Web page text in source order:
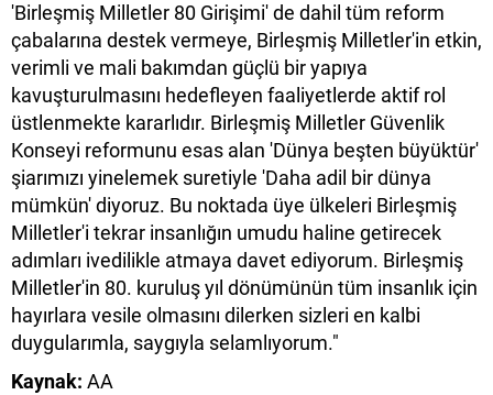
'Birleşmiş Milletler 80 Girişimi' de dahil tüm reform
çabalarına destek vermeye, Birleşmiş Milletler'in etkin,
verimli ve mali bakımdan güçlü bir yapıya
kavuşturulmasını hedefleyen faaliyetlerde aktif rol
üstlenmekte kararlıdır. Birleşmiş Milletler Güvenlik
Konseyi reformunu esas alan 'Dünya beşten büyüktür'
şiarımızı yinelemek suretiyle 'Daha adil bir dünya
mümkün' diyoruz. Bu noktada üye ülkeleri Birleşmiş
Milletler'i tekrar insanlığın umudu haline getirecek
adımları ivedilikle atmaya davet ediyorum. Birleşmiş
Milletler'in 80. kuruluş yıl dönümünün tüm insanlık için
hayırlara vesile olmasını dilerken sizleri en kalbi
duygularımla, saygıyla selamlıyorum."
Kaynak: AA